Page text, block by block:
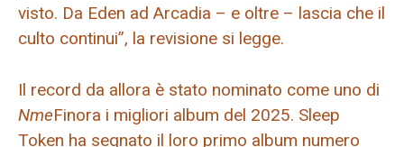
visto. Da Eden ad Arcadia – e oltre – lascia che il
culto continui”, la revisione si legge.
Il record da allora è stato nominato come uno di
NmeFinora i migliori album del 2025. Sleep
Token ha segnato il loro primo album numero